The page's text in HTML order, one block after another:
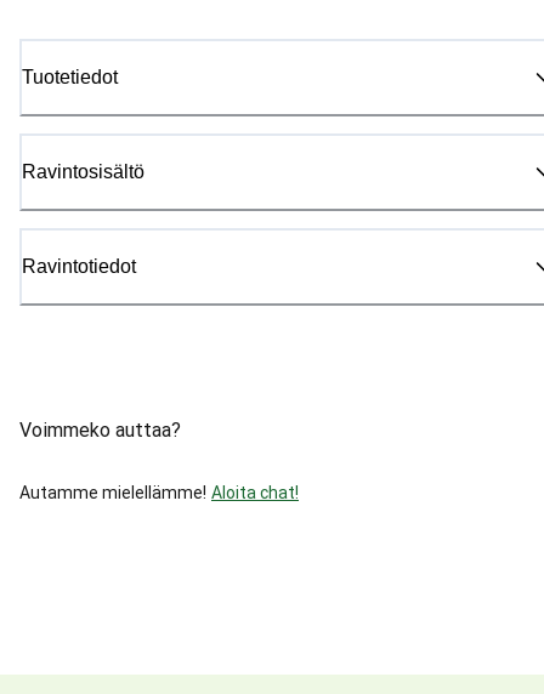
Tuotetiedot
Ravintosisältö
Ravintotiedot
Voimmeko auttaa?
Autamme mielellämme! Aloita chat!